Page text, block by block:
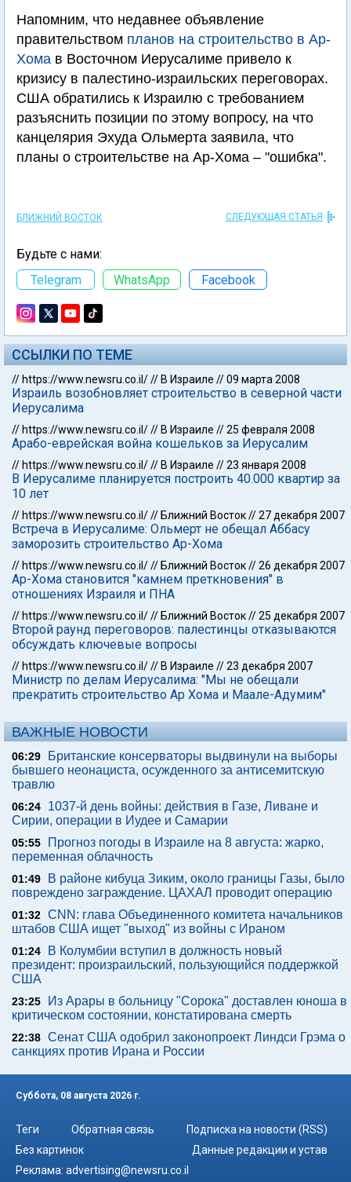
Напомним, что недавнее объявление
правительством планов на строительство в Ар-
Хома в Восточном Иерусалиме привело к
кризису в палестино-израильских переговорах.
США обратились к Израилю с требованием
разъяснить позиции по этому вопросу, на что
канцелярия Эхуда Ольмерта заявила, что
планы о строительстве на Ар-Хома – "ошибка".
БЛИЖНИЙ ВОСТОК СЛЕДУЮЩАЯ СТАТЬЯ
Будьте с нами:
Telegram
WhatsApp Facebook
ССЫЛКИ ПО ТЕМЕ
// https://www.newsru.co.il/// В Израиле //09 марта 2008
Израиль возобновляет строительство в северной части
Иерусалима
// https://www.newsru.co.il/// В Израиле //25 февраля 2008
Арабо-еврейская война кошельков за Иерусалим
// https://www.newsru.co.il/// В Израиле //23 января 2008
В Иерусалиме планируется построить 40.000 квартир за
10 лет
// https://www.newsru.co.il/// Ближний Восток//27 декабря 2007
Встреча в Иерусалиме: Ольмерт не обещал Аббасу
заморозить строительство Ар-Хома
// https://www.newsru.co.il/// Ближний Восток//26 декабря 2007
Ар-Хома становится "камнем преткновения" в
отношениях Израиля и ПНА
// https://www.newsru.co.il/// Ближний Восток//25 декабря 2007
Второй раунд переговоров: палестинцы отказываются
обсуждать ключевые вопросы
// https://www.newsru.co.il/// В Израиле //23 декабря 2007
Министр по делам Иерусалима: "Мы не обещали
прекратить строительство Ар Хома и Маале-Адумим"
ВАЖНЫЕ НОВОСТИ
06:29
Британские консерваторы выдвинули на выборы
бывшего неонациста, осужденного за антисемитскую
травлю
06:24
1037-й день войны: действия в Газе, Ливане и
Сирии, операции в Иудее и Самарии
05:55
Прогноз погоды в Израиле на 8 августа: жарко,
переменная облачность
01:49
В районе кибуца Зиким, около границы Газы, было
повреждено заграждение. ЦАХАЛ проводит операцию
01:32 CNN: глава Объединенного комитета начальников
штабов США ищет "выход" из войны с Ираном
01:24
В Колумбии вступил в должность новый
президент: произраильский, пользующийся поддержкой
США
23:25
Из Арары в больницу "Сорока" доставлен юноша в
критическом состоянии, констатирована смерть
22:38 Сенат США одобрил законопроект Линдси Грэма о
санкциях против Ирана и России
Суббота, 08 августа 2026 г.
Теги Обратная связь
Подписка на новости (RSS)
Без картинок
Данные редакции и устав
Реклама: advertising@newsru.co.il